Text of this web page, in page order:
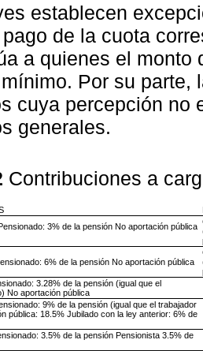
establecen
de la cuota
a quienes el monto
Por su parte,
cuya percepción no
generales.
Contribuciones a
3% de la pensión No aportación pública
6% de la pensión No aportación pública
3.28% de la pensión (igual que el
No aportación pública
9% de la pensión (igual que el trabajador
pública: 18.5% Jubilado con la ley anterior: 6% de
3.5% de la pensión Pensionista 3.5% de